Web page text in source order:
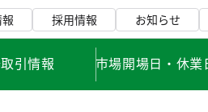
採用情報 お知らせ
引情報 市場開場日・休